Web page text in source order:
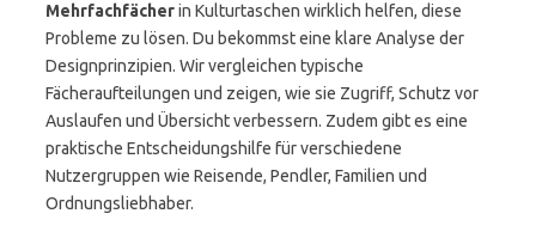
Mehrfachfächerin Kulturtaschen wirklich helfen, diese
Probleme zu lösen. Du bekommst eine klare Analyse der
Designprinzipien. Wir vergleichen typische
Fächeraufteilungen und zeigen, wie sie Zugriff, Schutz vor
Auslaufen und Übersicht verbessern. Zudem gibt es eine
praktische Entscheidungshilfe für verschiedene
Nutzergruppen wie Reisende, Pendler, Familien und
Ordnungsliebhaber.